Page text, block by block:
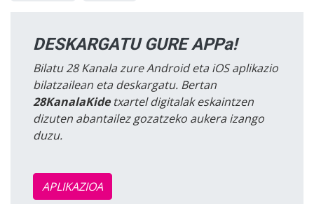
DESKARGATU GURE APPa!
Bilatu 28 Kanala zure Android eta iOS aplikazio
bilatzailean eta deskargatu. Bertan
28KanalaKidetxartel digitalak eskaintzen
dizuten abantailez gozatzeko aukera izango
duzu.
APLIKAZIOA